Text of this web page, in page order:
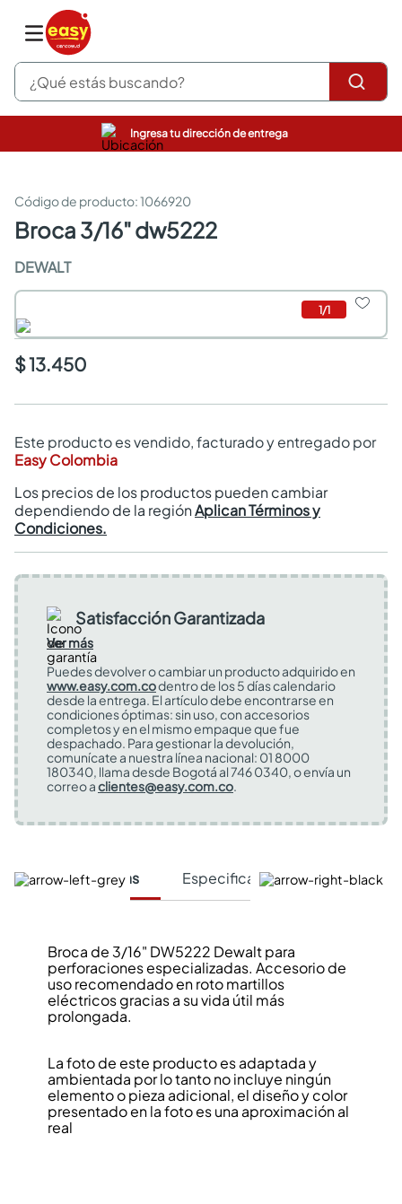
¿Qué estás buscando?
Ingresa tu dirección de entrega
:1066920
broca 3/16" dw5222
DEWALT
1/1
$ 13.450
Este producto es vendido, facturado y entregado por
Easy Colombia
Los precios de los productos pueden cambiar
dependiendo de la regiónAplican Términos y
Condiciones.
Satisfacción Garantizada
Ver más
Puedes devolver o cambiar un producto adquirido en
www.easy.com.codentro de los 5 días calendario
desde la entrega. El artículo debe encontrarse en
condiciones óptimas: sin uso, con accesorios
completos y en el mismo empaque que fue
despachado. Para gestionar la devolución,
comunícate a nuestra línea nacional: 01 8000
180340, llama desde Bogotá al 746 0340, o envía un
correo aclientes@easy.com.co.
Características Especificaciones Técnicas
Broca de 3/16" DW5222 Dewalt para
perforaciones especializadas. Accesorio de
uso recomendado en roto martillos
eléctricos gracias a su vida útil más
prolongada.
La foto de este producto es adaptada y
ambientada por lo tanto no incluye ningún
elemento o pieza adicional, el diseño y color
presentado en la foto es una aproximación al
real
pinturas
sanitarios
comedor
pisos
armarios closet
comedores
neveras